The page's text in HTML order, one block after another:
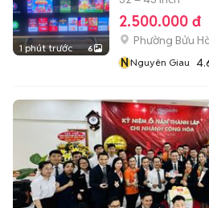
1 phút trước 6
2.500.000 đ
Phường Bửu
NNguyên Giau